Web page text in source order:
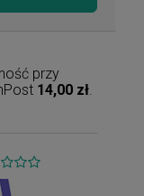
przy
14,00 zł